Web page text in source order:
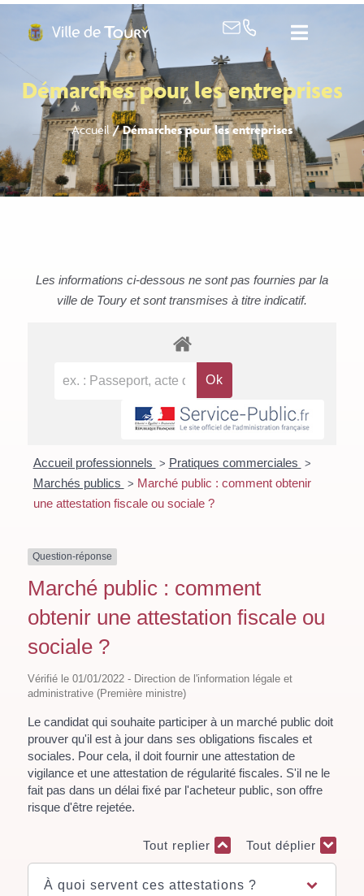
Démarches pour les entreprises
Accueil/Démarches pour les entreprises
Les informations ci-dessous ne sont pas fournies par la
ville de Toury et sont transmises à titre indicatif.
Accueil professionnels > Pratiques commerciales >
Marchés publics > Marché public : comment obtenir
une attestation fiscale ou sociale ?
Question-réponse
Marché public : comment
obtenir une attestation fiscale ou
sociale ?
Vérifié le 01/01/2022 - Direction de l'information légale et
administrative (Première ministre)
Le candidat qui souhaite participer à un marché public doit
prouver qu'il est à jour dans ses obligations fiscales et
sociales. Pour cela, il doit fournir une attestation de
vigilance et une attestation de régularité fiscales. S'il ne le
fait pas dans un délai fixé par l'acheteur public, son offre
risque d'être rejetée.
Tout replier Tout déplier
À quoi servent ces attestations ?